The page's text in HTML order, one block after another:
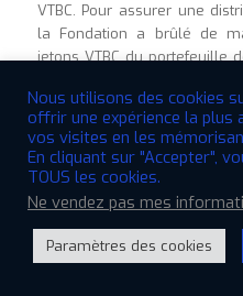
VTBC. Pour assurer une
la Fondation a brûlé de
jetons VTBC du portefeuille
vise à maintenir une
renforce l’engagement
transparence et de
réseau blockchain
Progresser vers l’intégrité
Avec l’achèvement du
projet VTBCommunity
Nous utilisons des cookies
offrir une expérience la plus
vos visites en les
En cliquant sur "Accepter",
TOUS les cookies.
Ne vendez pas mes
Paramètres des cookies